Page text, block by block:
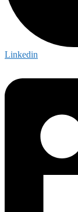
Linkedin